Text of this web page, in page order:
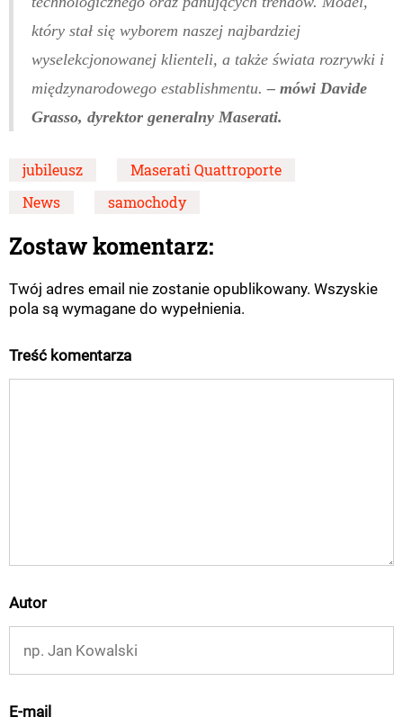
który stał się wyborem naszej najbardziej
wyselekcjonowanej klienteli, a także świata rozrywki i
międzynarodowego establishmentu.– mówi Davide
Grasso, dyrektor generalny Maserati.
jubileusz
Maserati Quattroporte
News
samochody
Zostaw komentarz:
Twój adres email nie zostanie opublikowany. Wszyskie
pola są wymagane do wypełnienia.
Treść komentarza
Autor
E-mail